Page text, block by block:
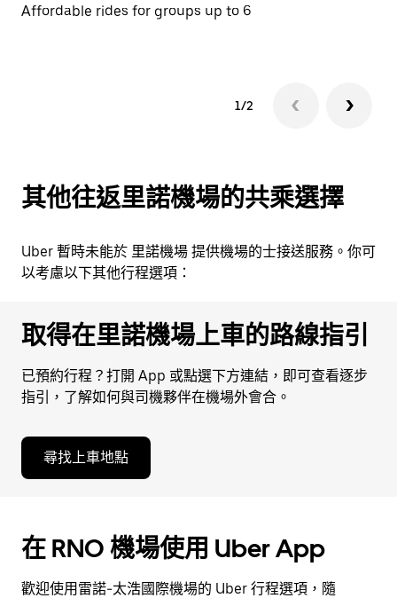
Affordable rides for groups up to 6
1/2
其他往返里諾機場的共乘選擇
Uber 暫時未能於 里諾機場 提供機場的士接送服務。你可
以考慮以下其他行程選項：
取得在里諾機場上車的路線指引
已預約行程？打開 App 或點選下方連結，即可查看逐步
指引，了解如何與司機夥伴在機場外會合。
尋找上車地點
在 RNO 機場使用 Uber App
歡迎使用雷諾-太浩國際機場的 Uber 行程選項，隨